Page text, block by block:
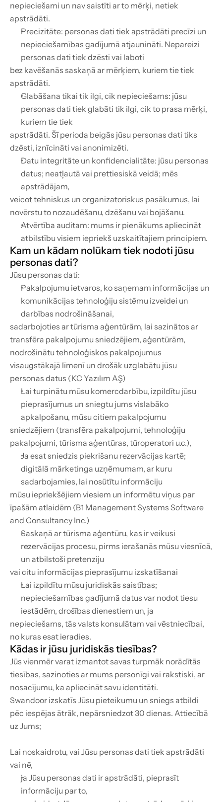
nepieciešami un nav saistīti ar to mērķi, netiek
apstrādāti.
Precizitāte: personas dati tiek apstrādāti precīzi un
nepieciešamības gadījumā atjaunināti. Nepareizi
personas dati tiek dzēsti vai laboti
bez kavēšanās saskaņā ar mērķiem, kuriem tie tiek
apstrādāti.
Glabāšana tikai tik ilgi, cik nepieciešams: jūsu
personas dati tiek glabāti tik ilgi, cik to prasa mērķi,
kuriem tie tiek
apstrādāti. Šī perioda beigās jūsu personas dati tiks
dzēsti, iznīcināti vai anonimizēti.
Datu integritāte un konfidencialitāte: jūsu personas
datus; neatļautā vai prettiesiskā veidā; mēs
apstrādājam,
veicot tehniskus un organizatoriskus pasākumus, lai
novērstu to nozaudēšanu, dzēšanu vai bojāšanu.
Atvērtība auditam: mums ir pienākums apliecināt
atbilstību visiem iepriekš uzskaitītajiem principiem.
Kam un kādam nolūkam tiek nodoti jūsu
personas dati?
Jūsu personas dati:
Pakalpojumu ietvaros, ko saņemam informācijas un
komunikācijas tehnoloģiju sistēmu izveidei un
darbības nodrošināšanai,
sadarbojoties ar tūrisma aģentūrām, lai sazinātos ar
transfēra pakalpojumu sniedzējiem, aģentūrām,
nodrošinātu tehnoloģiskos pakalpojumus
visaugstākajā līmenī un drošāk uzglabātu jūsu
personas datus (KC Yazılım AŞ)
Lai turpinātu mūsu komercdarbību, izpildītu jūsu
pieprasījumus un sniegtu jums vislabāko
apkalpošanu, mūsu citiem pakalpojumu
sniedzējiem (transfēra pakalpojumi, tehnoloģiju
pakalpojumi, tūrisma aģentūras, tūroperatori u.c.),
Ja esat sniedzis piekrišanu rezervācijas kartē;
digitālā mārketinga uzņēmumam, ar kuru
sadarbojamies, lai nosūtītu informāciju
mūsu iepriekšējiem viesiem un informētu viņus par
īpašām atlaidēm (B1 Management Systems Software
and Consultancy Inc.)
Saskaņā ar tūrisma aģentūru, kas ir veikusi
rezervācijas procesu, pirms ierašanās mūsu viesnīcā,
un atbilstoši pretenziju
vai citu informācijas pieprasījumu izskatīšanai
Lai izpildītu mūsu juridiskās saistības;
nepieciešamības gadījumā datus var nodot tiesu
iestādēm, drošības dienestiem un, ja
nepieciešams, tās valsts konsulātam vai vēstniecībai,
no kuras esat ieradies.
Kādas ir jūsu juridiskās tiesības?
Jūs vienmēr varat izmantot savas turpmāk norādītās
tiesības, sazinoties ar mums personīgi vai rakstiski, ar
nosacījumu, ka apliecināt savu identitāti.
Swandoor izskatīs Jūsu pieteikumu un sniegs atbildi
pēc iespējas ātrāk, nepārsniedzot 30 dienas. Attiecībā
uz Jums;
Lai noskaidrotu, vai Jūsu personas dati tiek apstrādāti
vai nē,
ja Jūsu personas dati ir apstrādāti, pieprasīt
informāciju par to,